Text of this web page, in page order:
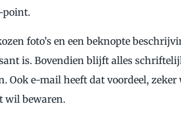
point.
foto’s en een beknopte
is. Bovendien blijft alles
Ook e-mail heeft dat voordeel,
wil bewaren.